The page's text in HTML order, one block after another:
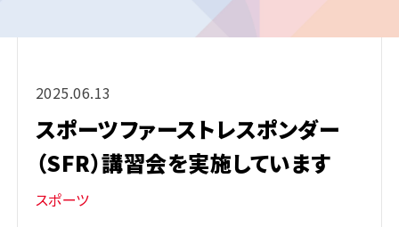
2025.06.13
スポーツファーストレスポンダー
（SFR）講習会を実施しています
スポーツ